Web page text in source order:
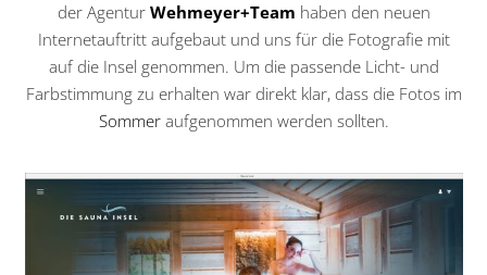
der Agentur Wehmeyer+Team haben den neuen
Internetauftritt aufgebaut und uns für die Fotografie mit
auf die Insel genommen. Um die passende Licht- und
Farbstimmung zu erhalten war direkt klar, dass die Fotos im
Sommeraufgenommen werden sollten.